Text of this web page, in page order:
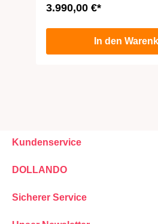
3.990,00 €*
In den
Kundenservice
DOLLANDO
Sicherer Service